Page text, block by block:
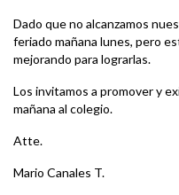
Dado que no alcanzamos
feriado mañana lunes, pero
mejorando para lograrlas.
Los invitamos a promover y
mañana al colegio.
Atte.
Mario Canales T.